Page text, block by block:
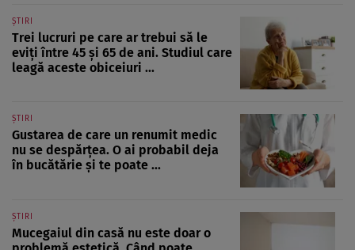
ȘTIRI
Trei lucruri pe care ar trebui să le
eviți între 45 și 65 de ani. Studiul care
leagă aceste obiceiuri ...
ȘTIRI
Gustarea de care un renumit medic
nu se despărțea. O ai probabil deja
în bucătărie și te poate ...
ȘTIRI
Mucegaiul din casă nu este doar o